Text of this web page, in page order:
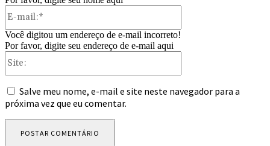
Você digitou um endereço de e-mail incorreto!
Por favor, digite seu endereço de e-mail aqui
Salve meu nome, e-mail e site neste navegador para a
próxima vez que eu comentar.